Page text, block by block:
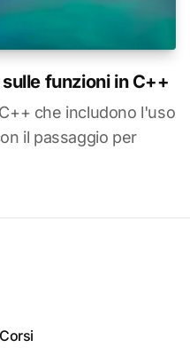
funzioni in C++
che includono l'uso
il passaggio per
Corsi